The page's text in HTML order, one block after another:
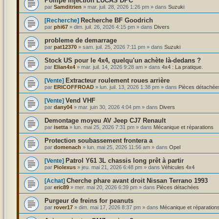
par Samditrien » mar. juil. 28, 2026 1:26 pm» dans Suzuki
[Recherche] Recherche BF Goodrich
par phi67» dim. juil. 26, 2026 4:15 pm» dans Divers
probleme de demarrage
par pat12370» sam. juil. 25, 2026 7:11 pm» dans Suzuki
Stock US pour le 4x4, quelqu'un achète là-dedans ?
par Elian4x4» mar. juil. 14, 2026 9:28 am» dans 4x4 : La pratique.
[Vente] Extracteur roulement roues arrière
par ERICOFFROAD» lun. juil. 13, 2026 1:38 pm» dans Pièces
[Vente] Vend VHF
par dany04» mar. juin 30, 2026 4:04 pm» dans Divers
Demontage moyeu AV Jeep CJ7 Renault
par isetta» lun. mai 25, 2026 7:31 pm» dans Mécanique et réparations
Protection soubassement frontera a
par domenach » lun. mai 25, 2026 11:56 am» dans Opel
[Vente] Patrol Y61 3L chassis long prêt à partir
par Piolexus» jeu. mai 21, 2026 6:48 pm» dans Véhicules 4x4
[Achat] Cherche phare avant droit Nissan Terrano 1993
par eric89» mer. mai 20, 2026 6:39 pm» dans Pièces détachées
Purgeur de freins for peanuts
par rover17» dim. mai 17, 2026 8:37 pm» dans Mécanique et